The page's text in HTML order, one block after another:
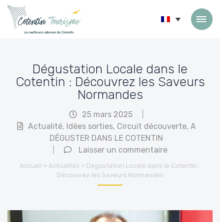
Dégustation Locale dans le
Cotentin : Découvrez les Saveurs
Normandes
25 mars 2025
Actualité, Idées sorties, Circuit découverte, A
DÉGUSTER DANS LE COTENTIN
Laisser un commentaire
Accueil » Actualités » Dégustation Locale dans le Cotentin :
Découvrez les Saveurs Normandes